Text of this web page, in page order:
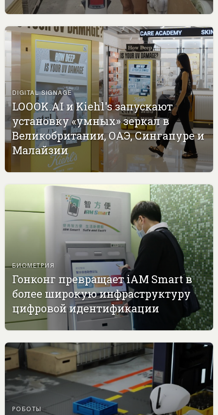
DIGITAL SIGNAGE
LOOOK.AI и Kiehl's запускают
установку «умных» зеркал в
Великобритании, ОАЭ, Сингапуре и
Малайзии
БИОМЕТРИЯ
Гонконг превращает iAM Smart в
более широкую инфраструктуру
цифровой идентификации
РОБОТЫ